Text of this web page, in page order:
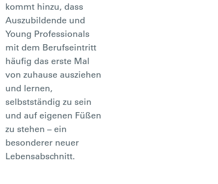
kommt hinzu, dass
Auszubildende und
Young Professionals
mit dem Berufseintritt
häufig das erste Mal
von zuhause ausziehen
und lernen,
selbstständig zu sein
und auf eigenen Füßen
zu stehen – ein
besonderer neuer
Lebensabschnitt.